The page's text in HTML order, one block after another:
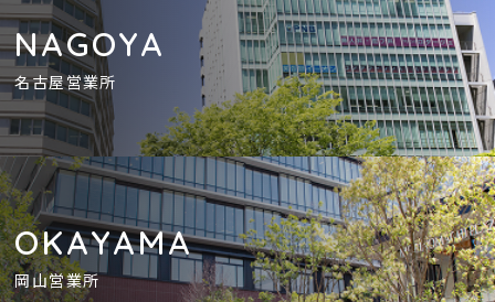
NAGOYA
名古屋営業所
OKAYAMA
岡山営業所